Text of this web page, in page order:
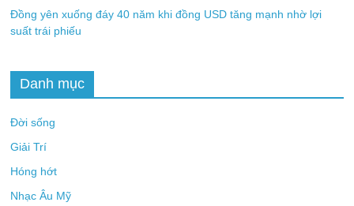
Đồng yên xuống đáy 40 năm khi đồng USD tăng mạnh nhờ lợi
suất trái phiếu
Danh mục
Đời sống
Giải Trí
Hóng hớt
Nhạc Âu Mỹ